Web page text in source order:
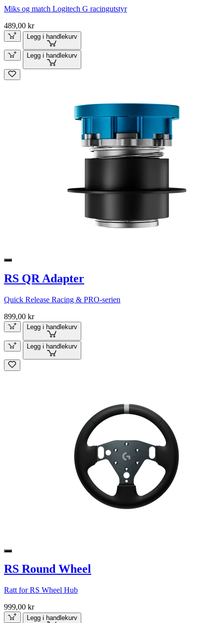
Miks og match Logitech G racingutstyr
489,00 kr
Legg i handlekurv
Legg i handlekurv
RS QR Adapter
Quick Release Racing & PRO-serien
899,00 kr
Legg i handlekurv
Legg i handlekurv
RS Round Wheel
Ratt for RS Wheel Hub
999,00 kr
Legg i handlekurv